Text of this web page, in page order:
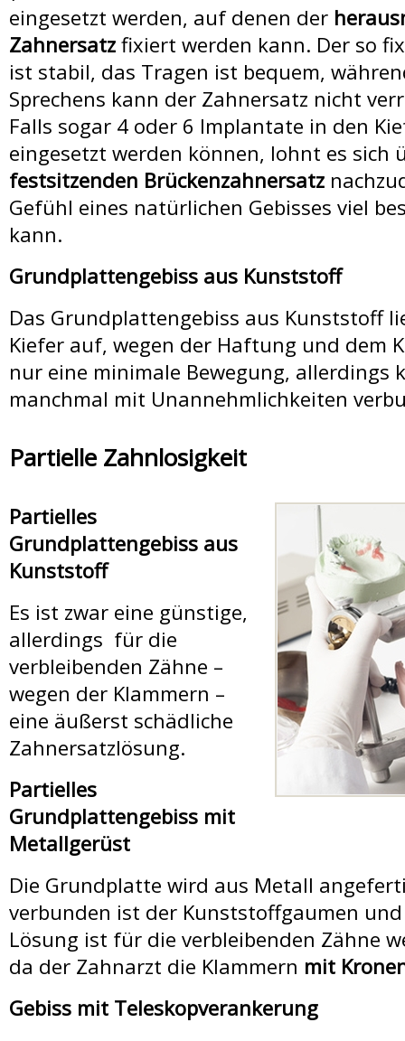
Zahnbehandlungen in
Zahnkliniken in
Zahnärzte in
Top Zahnarzt Ungarn
AGB
Impressum
eingesetzt werden, auf denen der
Zahnersatz fixiert werden kann. Der so
ist stabil, das Tragen ist bequem,
Sprechens kann der Zahnersatz nicht
Falls sogar 4 oder 6 Implantate in den
eingesetzt werden können, lohnt es sich
festsitzenden Brückenzahnersatz
Gefühl eines natürlichen Gebisses viel
kann.
Grundplattengebiss aus Kunststoff
Das Grundplattengebiss aus Kunststoff
Kiefer auf, wegen der Haftung und dem
nur eine minimale Bewegung, allerdings
manchmal mit Unannehmlichkeiten
Partielle Zahnlosigkeit
Partielles
Grundplattengebiss aus
Kunststoff
Es ist zwar eine günstige,
allerdings für die
verbleibenden Zähne –
wegen der Klammern –
eine äußerst schädliche
Zahnersatzlösung.
Partielles
Grundplattengebiss mit
Metallgerüst
Die Grundplatte wird aus Metall
verbunden ist der Kunststoffgaumen und
Lösung ist für die verbleibenden Zähne
da der Zahnarzt die Klammern mit
Gebiss mit Teleskopverankerung